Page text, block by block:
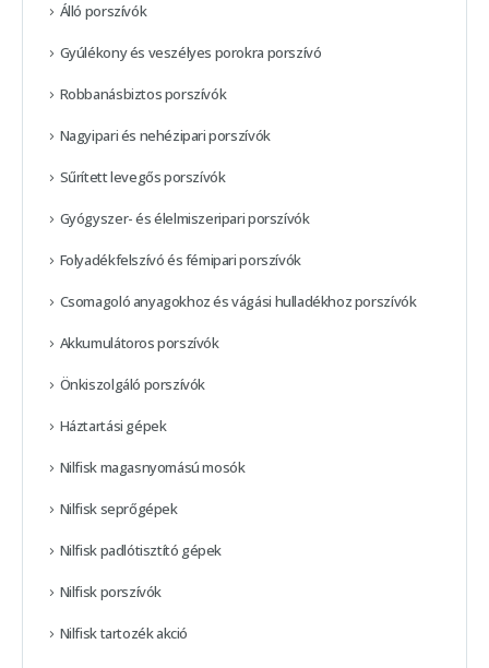
Álló porszívók
Gyúlékony és veszélyes porokra porszívó
Robbanásbiztos porszívók
Nagyipari és nehézipari porszívók
Sűrített levegős porszívók
Gyógyszer- és élelmiszeripari porszívók
Folyadékfelszívó és fémipari porszívók
Csomagoló anyagokhoz és vágási hulladékhoz porszívók
Akkumulátoros porszívók
Önkiszolgáló porszívók
Háztartási gépek
Nilfisk magasnyomású mosók
Nilfisk seprőgépek
Nilfisk padlótisztító gépek
Nilfisk porszívók
Nilfisk tartozék akció